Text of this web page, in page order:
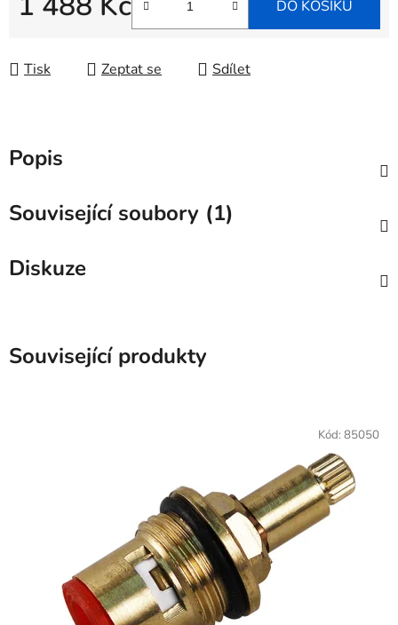
DO KOŠÍKU
Tisk Zeptat se Sdílet
Popis
Související soubory (1)
Diskuze
Související produkty
Kód: 85050